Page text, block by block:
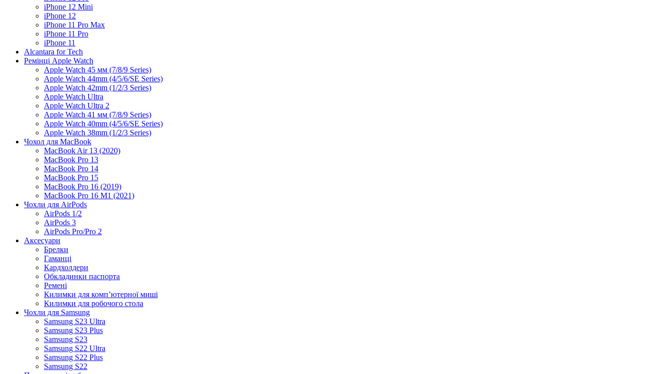
iPhone 12 Mini
iPhone 12
iPhone 11 Pro Max
iPhone 11 Pro
iPhone 11
Alcantara for Tech
Ремінці Apple Watch
Apple Watch 45 мм (7/8/9 Series)
Apple Watch 44mm (4/5/6/SE Series)
Apple Watch 42mm (1/2/3 Series)
Apple Watch Ultra
Apple Watch Ultra 2
Apple Watch 41 мм (7/8/9 Series)
Apple Watch 40mm (4/5/6/SE Series)
Apple Watch 38mm (1/2/3 Series)
Чохол для MacBook
MacBook Air 13 (2020)
MacBook Pro 13
MacBook Pro 14
MacBook Pro 15
MacBook Pro 16 (2019)
MacBook Pro 16 M1 (2021)
Чохли для AirPods
AirPods 1/2
AirPods 3
AirPods Pro/Pro 2
Аксесуари
Брелки
Гаманці
Кардхолдери
Обкладинки паспорта
Ремені
Килимки для комп’ютерної миші
Килимки для робочого стола
Чохли для Samsung
Samsung S23 Ultra
Samsung S23 Plus
Samsung S23
Samsung S22 Ultra
Samsung S22 Plus
Samsung S22